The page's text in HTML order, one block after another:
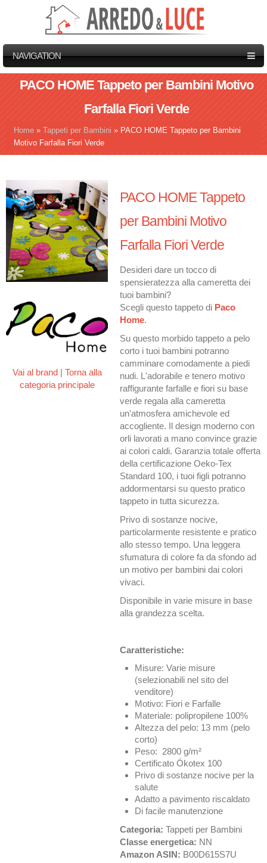
NAVIGATION
PACO HOME Tappeto per Bambini Motivo
Farfalla Fiori Verde
Tu sei qui
Home » Tappeti per Bambini » PACO HOME Tappeto per Bambini
Motivo Farfalla Fiori Verde
Vai al brand| Torna alla
categoria principale
PACO HOME Tappeto
per Bambini Motivo
Farfalla Fiori Verde
Desideri dare un tocco di
spensieratezza alla cameretta dei
tuoi bambini?
Scegli questo tappeto di Paco
Home.
Su questo morbido tappeto a pelo
corto i tuoi bambini potranno
camminare comodamente a piedi
nudi. L'adorabile e tenero motivo
raffigurante farfalle e fiori su base
verde regala alla cameretta
un'atmosfera amichevole ed
accogliente. Il design moderno con
orli lavorati a mano convince grazie
ai colori caldi. Garanzia totale offerta
della certificazione Oeko-Tex
Standard 100, i tuoi figli potranno
addormentarsi su questo pratico
tappeto in tutta sicurezza.
Privo di sostanze nocive,
particolarmente resistente e pratico
allo stesso tempo. Una leggera
sfumatura di colore fa da sfondo ad
un motivo per bambini dai colori
vivaci.
Disponibile in varie misure in base
alla grandezza scelta.
Caratteristiche:
Misure: Varie misure
(selezionabili nel sito del
venditore)
Motivo: Fiori e Farfalle
Materiale: polipropilene 100%
Altezza del pelo: 13 mm (pelo
corto)
Peso: 2800 g/m²
Certificato Ökotex 100
Privo di sostanze nocive per la
salute
Adatto a pavimento riscaldato
Di facile manutenzione
Categoria:Tappeti per Bambini
Classe energetica: NN
Amazon ASIN: B00D615S7U